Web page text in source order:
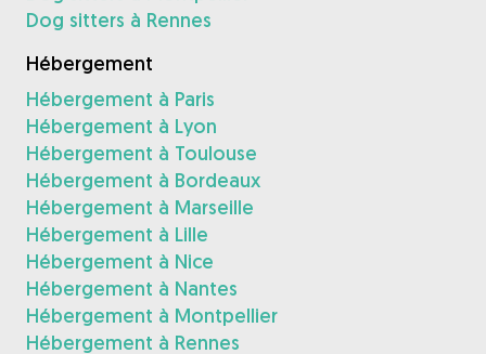
Dog sitters à Rennes
Hébergement
Hébergement à Paris
Hébergement à Lyon
Hébergement à Toulouse
Hébergement à Bordeaux
Hébergement à Marseille
Hébergement à Lille
Hébergement à Nice
Hébergement à Nantes
Hébergement à Montpellier
Hébergement à Rennes